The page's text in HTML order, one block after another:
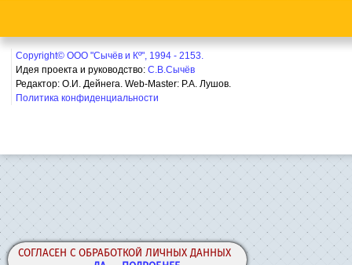
СОГЛАСЕН С ОБРАБОТКОЙ ЛИЧНЫХ ДАННЫХ
Copyright© ООО "Сычёв и Кº", 1994 - 2153.
Идея проекта и руководство: С.В.Сычёв
Редактор: О.И. Дейнега. Web-Master: Р.А. Лушов.
Политика конфиденциальности